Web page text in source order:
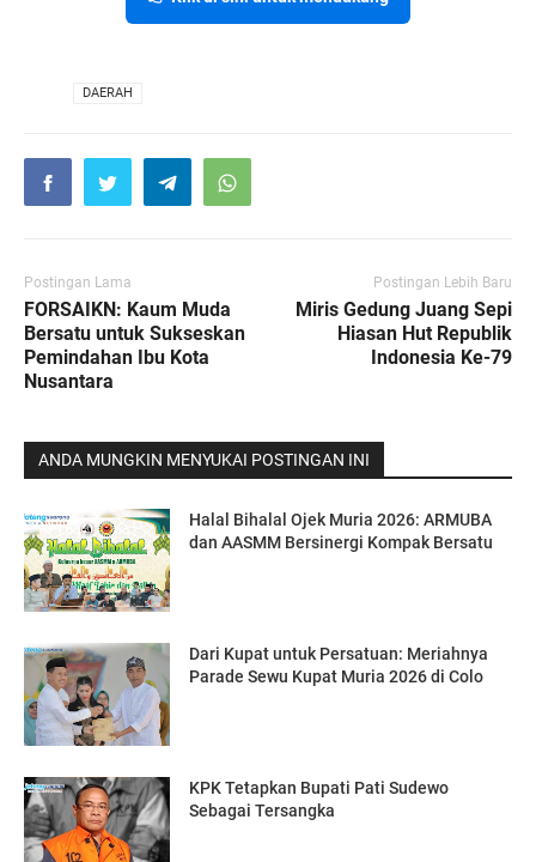
DAERAH
Postingan Lama
FORSAIKN: Kaum Muda
Bersatu untuk Sukseskan
Pemindahan Ibu Kota
Nusantara
Postingan Lebih Baru
Miris Gedung Juang Sepi
Hiasan Hut Republik
Indonesia Ke-79
ANDA MUNGKIN MENYUKAI POSTINGAN INI
Halal Bihalal Ojek Muria 2026: ARMUBA
dan AASMM Bersinergi Kompak Bersatu
Dari Kupat untuk Persatuan: Meriahnya
Parade Sewu Kupat Muria 2026 di Colo
KPK Tetapkan Bupati Pati Sudewo
Sebagai Tersangka